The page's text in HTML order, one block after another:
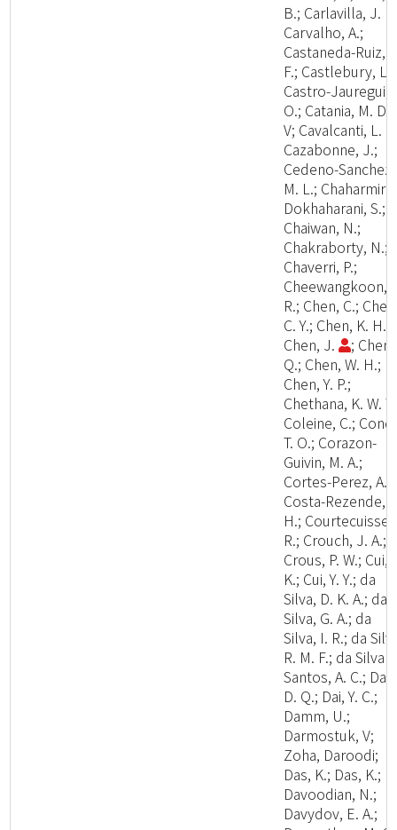
B.; Carlavilla, J.
Carvalho, A.;
Castaneda-Ruiz,
F.; Castlebury, L.;
Castro-Jauregui,
O.; Catania, M. D.,
V; Cavalcanti, L.
Cazabonne, J.;
Cedeno-Sanchez,
M. L.; Chaharmiri-
Dokhaharani, S.;
Chaiwan, N.;
Chakraborty, N.;
Chaverri, P.;
Cheewangkoon,
R.; Chen, C.;
C. Y.; Chen, K. H.;
Chen, J.
; Chen,
Q.; Chen, W. H.;
Chen, Y. P.;
Chethana, K. W.
Coleine, C.;
T. O.; Corazon-
Guivin, M. A.;
Cortes-Perez, A.;
Costa-Rezende,
H.; Courtecuisse,
R.; Crouch, J. A.;
Crous, P. W.; Cui,
K.; Cui, Y. Y.; da
Silva, D. K. A.; da
Silva, G. A.; da
Silva, I. R.; da
R. M. F.; da Silva
Santos, A. C.; Dai,
D. Q.; Dai, Y. C.;
Damm, U.;
Darmostuk, V;
Zoha, Daroodi;
Das, K.; Das, K.;
Davoodian, N.;
Davydov, E. A.;